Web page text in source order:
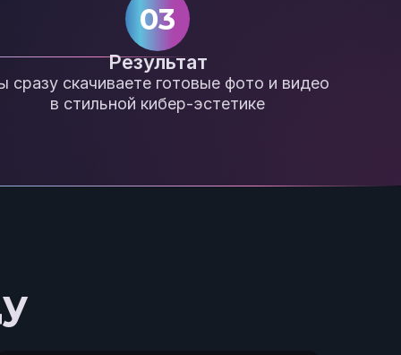
03
Результат
сразу скачиваете готовые фото и видео
в стильной кибер-эстетике